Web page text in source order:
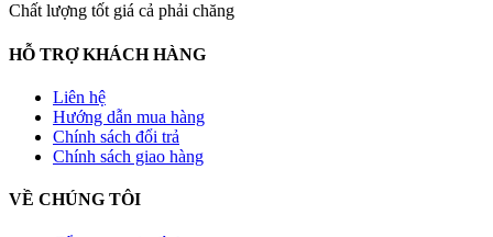
Chất lượng tốt giá cả phải chăng
HỖ TRỢ KHÁCH HÀNG
Liên hệ
Hướng dẫn mua hàng
Chính sách đổi trả
Chính sách giao hàng
VỀ CHÚNG TÔI